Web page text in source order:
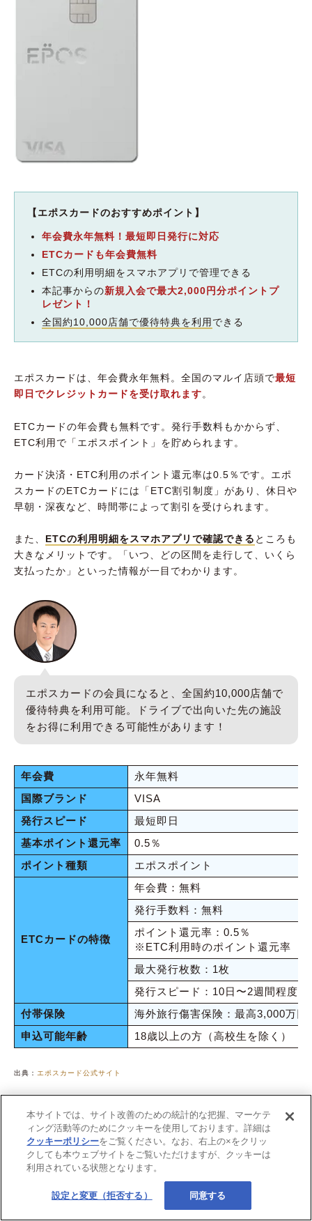
【エポスカードのおすすめポイント】
年会費永年無料！最短即日発行に対応
ETCカードも年会費無料
ETCの利用明細をスマホアプリで管理できる
本記事からの新規入会で最大2,000円分ポイントプ
レゼント！
全国約10,000店舗で優待特典を利用 できる
エポスカードは、年会費永年無料。全国のマルイ店頭で最短
即日でクレジットカードを受け取れます。
ETCカードの年会費も無料です。発行手数料もかからず、
ETC利用で「エポスポイント」を貯められます。
カード決済・ETC利用のポイント還元率は0.5％です。エポ
スカードのETCカードには「ETC割引制度」があり、休日や
早朝・深夜など、時間帯によって割引を受けられます。
また、 ETCの利用明細をスマホアプリで確認できる ところも
大きなメリットです。「いつ、どの区間を走行して、いくら
支払ったか」といった情報が一目でわかります。
エポスカードの会員になると、全国約10,000店舗で
優待特典を利用可能。ドライブで出向いた先の施設
をお得に利用できる可能性があります！
年会費
永年無料
国際ブランド
VISA
発行スピード
最短即日
基本ポイント還元率
0.5％
ポイント種類
エポスポイント
ETCカードの特徴
年会費：無料
発行手数料：無料
ポイント還元率：0.5％
※ETC利用時のポイント還元率
最大発行枚数：1枚
発行スピード：10日〜2週間程度
付帯保険
海外旅行傷害保険：最高3,000万円
申込可能年齢
18歳以上の方（高校生を除く）
出典： エポスカード公式サイト
エポスカード
申し込みはこちら（無料）
セゾンカードインターナショナル
本サイトでは、サイト改善のための統計的な把握、マーケテ
ィング活動等のためにクッキーを使用しております。詳細は
クッキーポリシーをご覧ください。なお、右上の×をクリッ
クしても本ウェブサイトをご覧いただけますが、クッキーは
利用されている状態となります。
設定と変更（拒否する） 同意する